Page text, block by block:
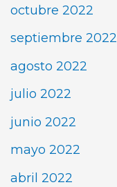
octubre 2022
septiembre 2022
agosto 2022
julio 2022
junio 2022
mayo 2022
abril 2022